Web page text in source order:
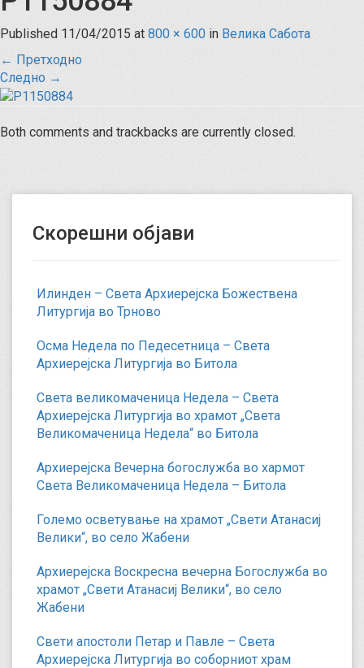
Published 11/04/2015 at 800 × 600 in Велика Сабота
← Претходно
Следно →
Both comments and trackbacks are currently closed.
Скорешни објави
Илинден – Света Архиерејска Божествена
Литургија во Трново
Осма Недела по Педесетница – Света
Архиерејска Литургија во Битола
Света великомаченица Недела – Света
Архиерејска Литургија во храмот „Света
Великомаченица Недела“ во Битола
Архиерејска Вечерна богослужба во хармот
Света Великомаченица Недела – Битола
Големо осветување на храмот „Свети Атанасиј
Велики“, во село Жабени
Архиерејска Воскресна вечерна Богослужба во
храмот „Свети Атанасиј Велики“, во село
Жабени
Свети апостоли Петар и Павле – Света
Архиерејска Литургија во соборниот храм